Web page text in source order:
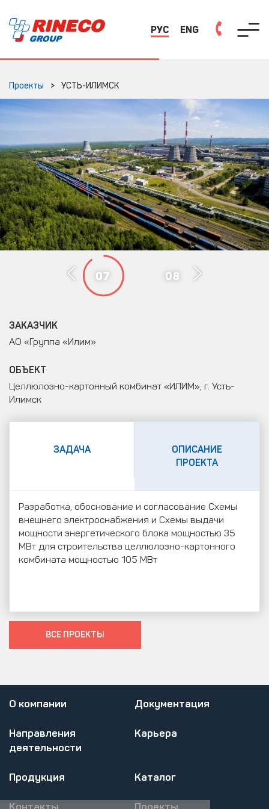
РУС ENG
Проекты УСТЬ-ИЛИМСК
ЗАКАЗЧИК
АО «Группа «Илим»
ОБЪЕКТ
Целлюлозно-картонный комбинат «ИЛИМ», г. Усть-
Илимск
ЗАДАЧА
ОПИСАНИЕ
ПРОЕКТА
Разработка, обоснование и согласование Схемы
внешнего электроснабжения и Схемы выдачи
мощности энергетического блока мощностью 35
МВт для строительства целлюлозно-картонного
комбината мощностью 105 МВт
ВСЕ ПРОЕКТЫ
07 08
О компании
Направления
деятельности
Продукция Каталог
Документация
Карьера